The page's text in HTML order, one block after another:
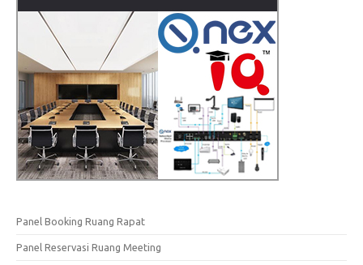
Panel Booking Ruang Rapat
Panel Reservasi Ruang Meeting